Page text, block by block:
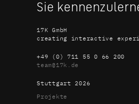
Sie
17K GmbH
creating interactive
+49 (0) 711 55 0 66 200
team@17k.de
Stuttgart 2026
Projekte